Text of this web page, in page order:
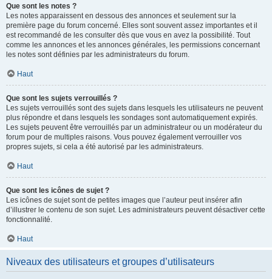
Que sont les notes ?
Les notes apparaissent en dessous des annonces et seulement sur la
première page du forum concerné. Elles sont souvent assez importantes et il
est recommandé de les consulter dès que vous en avez la possibilité. Tout
comme les annonces et les annonces générales, les permissions concernant
les notes sont définies par les administrateurs du forum.
Haut
Que sont les sujets verrouillés ?
Les sujets verrouillés sont des sujets dans lesquels les utilisateurs ne peuvent
plus répondre et dans lesquels les sondages sont automatiquement expirés.
Les sujets peuvent être verrouillés par un administrateur ou un modérateur du
forum pour de multiples raisons. Vous pouvez également verrouiller vos
propres sujets, si cela a été autorisé par les administrateurs.
Haut
Que sont les icônes de sujet ?
Les icônes de sujet sont de petites images que l’auteur peut insérer afin
d’illustrer le contenu de son sujet. Les administrateurs peuvent désactiver cette
fonctionnalité.
Haut
Niveaux des utilisateurs et groupes d’utilisateurs